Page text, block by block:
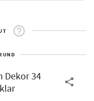
Dekor 34